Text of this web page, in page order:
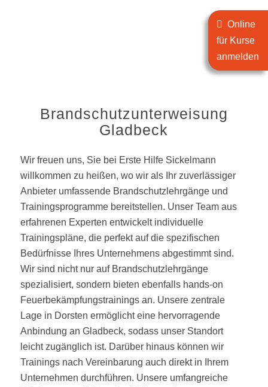
Brandschutzunterweisung
Gladbeck
Wir freuen uns, Sie bei Erste Hilfe Sickelmann
willkommen zu heißen, wo wir als Ihr zuverlässiger
Anbieter umfassende Brandschutzlehrgänge und
Trainingsprogramme bereitstellen. Unser Team aus
erfahrenen Experten entwickelt individuelle
Trainingspläne, die perfekt auf die spezifischen
Bedürfnisse Ihres Unternehmens abgestimmt sind.
Wir sind nicht nur auf Brandschutzlehrgänge
spezialisiert, sondern bieten ebenfalls hands-on
Feuerbekämpfungstrainings an. Unsere zentrale
Lage in Dorsten ermöglicht eine hervorragende
Anbindung an Gladbeck, sodass unser Standort
leicht zugänglich ist. Darüber hinaus können wir
Trainings nach Vereinbarung auch direkt in Ihrem
Unternehmen durchführen. Unsere umfangreiche
Online
für Kurse
anmelden